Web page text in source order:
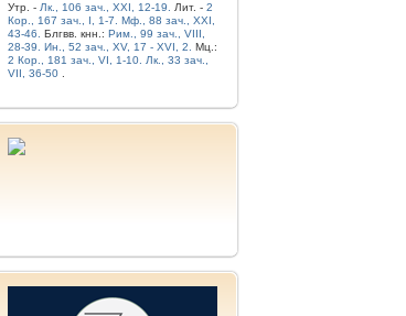
Утр. - Лк., 106 зач., XXI, 12-19. Лит. - 2
Кор., 167 зач., I, 1-7.
Мф., 88 зач., XXI,
43-46.
Блгвв. кнн.: Рим., 99 зач., VIII,
28-39.
Ин., 52 зач., XV, 17 - XVI, 2.
Мц.:
2 Кор., 181 зач., VI, 1-10.
Лк., 33 зач.,
VII, 36-50